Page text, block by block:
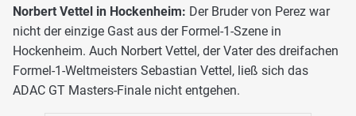
Norbert Vettel in Hockenheim: Der Bruder von Perez war
nicht der einzige Gast aus der Formel-1-Szene in
Hockenheim. Auch Norbert Vettel, der Vater des dreifachen
Formel-1-Weltmeisters Sebastian Vettel, ließ sich das
ADAC GT Masters-Finale nicht entgehen.